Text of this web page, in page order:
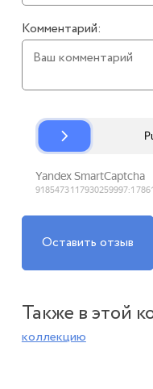
Комментарий:
Оставить отзыв
Также в этой
коллекцию